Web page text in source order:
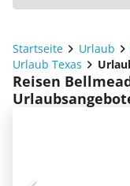
Startseite Urlaub
Urlaub Texas
Reisen